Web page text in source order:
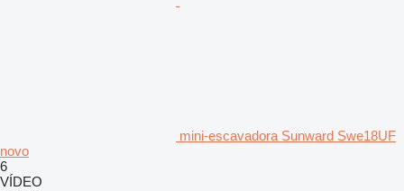
mini-escavadora Sunward Swe18UF
novo
6
VÍDEO